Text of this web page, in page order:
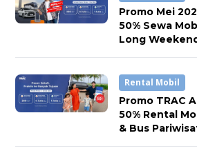
Promo Mei
50% Sewa
Long
Rental Mobil
Promo TRAC
50% Rental
& Bus